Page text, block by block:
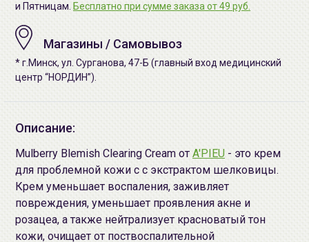
и Пятницам. Бесплатно при сумме заказа от 49 руб.
Магазины / Самовывоз
* г.Минск, ул. Сурганова, 47-Б (главный вход медицинский
центр “НОРДИН”).
Описание:
Mulberry Blemish Clearing Cream от A'PIEU - это крем
для проблемной кожи с с экстрактом шелковицы.
Крем уменьшает воспаления, заживляет
повреждения, уменьшает проявления акне и
розацеа, а также нейтрализует красноватый тон
кожи, очищает от поствоспалительной